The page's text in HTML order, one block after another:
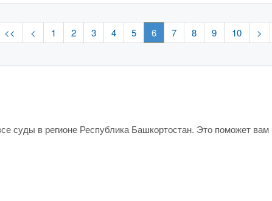
<< < 1 2 3 4 5 6 7 8 9 10 >
суды в регионе Республика Башкортостан. Это поможет